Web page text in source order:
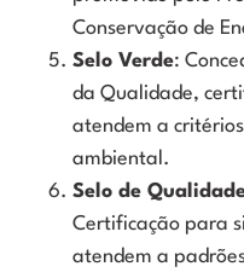
Conservação de
Selo Verde:
da Qualidade,
atendem a
ambiental.
Selo de
Certificação para
atendem a